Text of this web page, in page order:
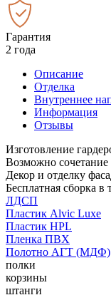
Гарантия
2 года
Описание
Отделка
Внутреннее
Информация
Отзывы
Изготовление
Возможно сочетание
Декор и отделку
Бесплатная сборка в
ЛДСП
Пластик Alvic Luxe
Пластик HPL
Пленка ПВХ
Полотно АГТ (МДФ)
полки
корзины
штанги